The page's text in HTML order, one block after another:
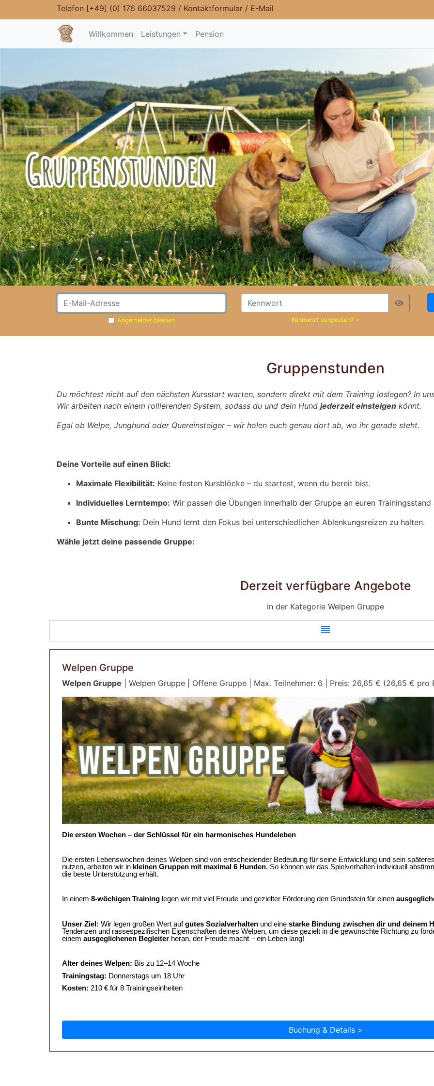
Telefon [+49] (0) 176 66037529 / Kontaktformular / E-Mail
Willkommen Leistungen Pension
Angemeldet bleiben Kennwort vergessen? >
Gruppenstunden
Du möchtest nicht auf den nächsten Kursstart warten, sondern direkt mit dem Training loslegen? In
Wir arbeiten nach einem rollierenden System, sodass du und dein Hund jederzeit einsteigen könnt.
Egal ob Welpe, Junghund oder Quereinsteiger – wir holen euch genau dort ab, wo ihr gerade steht.
Deine Vorteile auf einen Blick:
Maximale Flexibilität: Keine festen Kursblöcke – du startest, wenn du bereit bist.
Individuelles Lerntempo: Wir passen die Übungen innerhalb der Gruppe an euren Trainingsstand
Bunte Mischung: Dein Hund lernt den Fokus bei unterschiedlichen Ablenkungsreizen zu halten.
Wähle jetzt deine passende Gruppe:
Derzeit verfügbare Angebote
in der Kategorie Welpen Gruppe
reorder
Welpen Gruppe
Welpen Gruppe | Welpen Gruppe | Offene Gruppe | Max. Teilnehmer: 6 | Preis: 26,65 € (26,65 €
Die ersten Wochen – der Schlüssel für ein harmonisches Hundeleben
Die ersten Lebenswochen deines Welpen sind von entscheidender Bedeutung für seine Entwicklung und sein
nutzen, arbeiten wir in kleinen Gruppen mit maximal 6 Hunden. So können wir das Spielverhalten individuell
die beste Unterstützung erhält.
In einem 8-wöchigen Training legen wir mit viel Freude und gezielter Förderung den Grundstein für einen
Unser Ziel: Wir legen großen Wert aufgutes Sozialverhalten und eine starke Bindung zwischen dir und deinem
Tendenzen und rassespezifischen Eigenschaften deines Welpen, um diese gezielt in die gewünschte Richtung zu
einem ausgeglichenen Begleiter heran, der Freude macht – ein Leben lang!
Alter deines Welpen: Bis zu 12–14 Woche
Trainingstag: Donnerstags um 18 Uhr
Kosten: 210 € für 8 Trainingseinheiten
Buchung & Details >